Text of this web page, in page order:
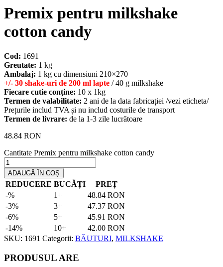
Premix pentru milkshake
cotton candy
Cod: 1691
Greutate: 1 kg
Ambalaj: 1 kg cu dimensiuni 210×270
+/- 30 shake-uri de 200 ml lapte / 40 g milkshake
Fiecare cutie conține: 10 x 1kg
Termen de valabilitate: 2 ani de la data fabricației /vezi eticheta/
Prețurile includ TVA și nu includ costurile de transport
Termen de livrare: de la 1-3 zile lucrătoare
48.84 RON
Cantitate Premix pentru milkshake cotton candy
ADAUGĂ ÎN COȘ
REDUCERE BUCĂȚI
PREȚ
-%
1+ 48.84 RON
-3%
3+ 47.37 RON
-6%
5+ 45.91 RON
-14%
10+ 42.00 RON
SKU: 1691 Categorii: BĂUTURI, MILKSHAKE
PRODUSUL ARE